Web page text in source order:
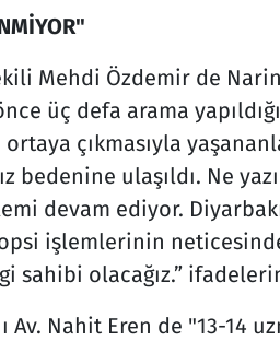
Mehdi Özdemir de
üç defa arama
çıkmasıyla
bedenine ulaşıldı. Ne
devam ediyor.
işlemlerinin
sahibi olacağız.”
Av. Nahit Eren de "13-14